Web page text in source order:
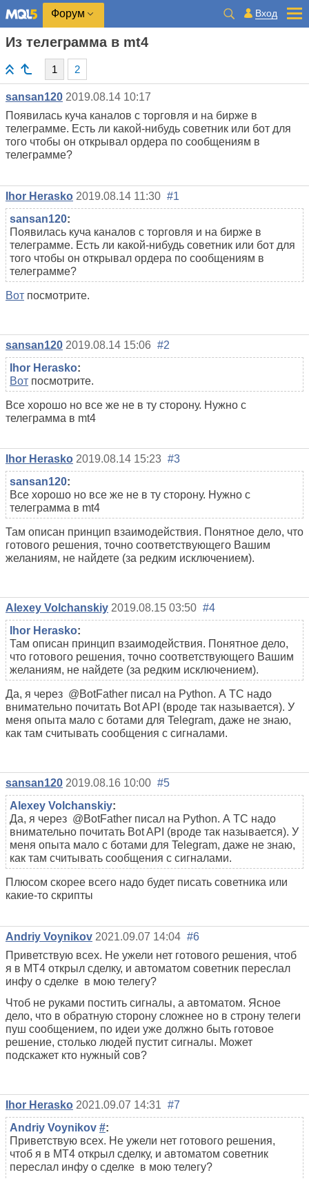
Форум Вход
Из телеграмма в mt4
1 2
sansan120 2019.08.14 10:17
Появилась куча каналов с торговля и на бирже в
телеграмме. Есть ли какой-нибудь советник или бот для
того чтобы он открывал ордера по сообщениям в
телеграмме?
Ihor Herasko 2019.08.14 11:30 #1
sansan120:
Появилась куча каналов с торговля и на бирже в
телеграмме. Есть ли какой-нибудь советник или бот для
того чтобы он открывал ордера по сообщениям в
телеграмме?
Вот посмотрите.
sansan120 2019.08.14 15:06 #2
Ihor Herasko:
Вот посмотрите.
Все хорошо но все же не в ту сторону. Нужно с
телеграмма в mt4
Ihor Herasko 2019.08.14 15:23 #3
sansan120:
Все хорошо но все же не в ту сторону. Нужно с
телеграмма в mt4
Там описан принцип взаимодействия. Понятное дело, что
готового решения, точно соответствующего Вашим
желаниям, не найдете (за редким исключением).
Alexey Volchanskiy 2019.08.15 03:50 #4
Ihor Herasko:
Там описан принцип взаимодействия. Понятное дело,
что готового решения, точно соответствующего Вашим
желаниям, не найдете (за редким исключением).
Да, я через @BotFather писал на Python. А ТС надо
внимательно почитать Bot API (вроде так называется). У
меня опыта мало с ботами для Telegram, даже не знаю,
как там считывать сообщения с сигналами.
sansan120 2019.08.16 10:00 #5
Alexey Volchanskiy:
Да, я через @BotFather писал на Python. А ТС надо
внимательно почитать Bot API (вроде так называется). У
меня опыта мало с ботами для Telegram, даже не знаю,
как там считывать сообщения с сигналами.
Плюсом скорее всего надо будет писать советника или
какие-то скрипты
Andriy Voynikov 2021.09.07 14:04 #6
Приветствую всех. Не ужели нет готового решения, чтоб
я в МТ4 открыл сделку, и автоматом советник переслал
инфу о сделке в мою телегу?
Чтоб не руками постить сигналы, а автоматом. Ясное
дело, что в обратную сторону сложнее но в строну телеги
пуш сообщением, по идеи уже должно быть готовое
решение, столько людей пустит сигналы. Может
подскажет кто нужный сов?
Ihor Herasko 2021.09.07 14:31 #7
Andriy Voynikov #:
Приветствую всех. Не ужели нет готового решения,
чтоб я в МТ4 открыл сделку, и автоматом советник
переслал инфу о сделке в мою телегу?